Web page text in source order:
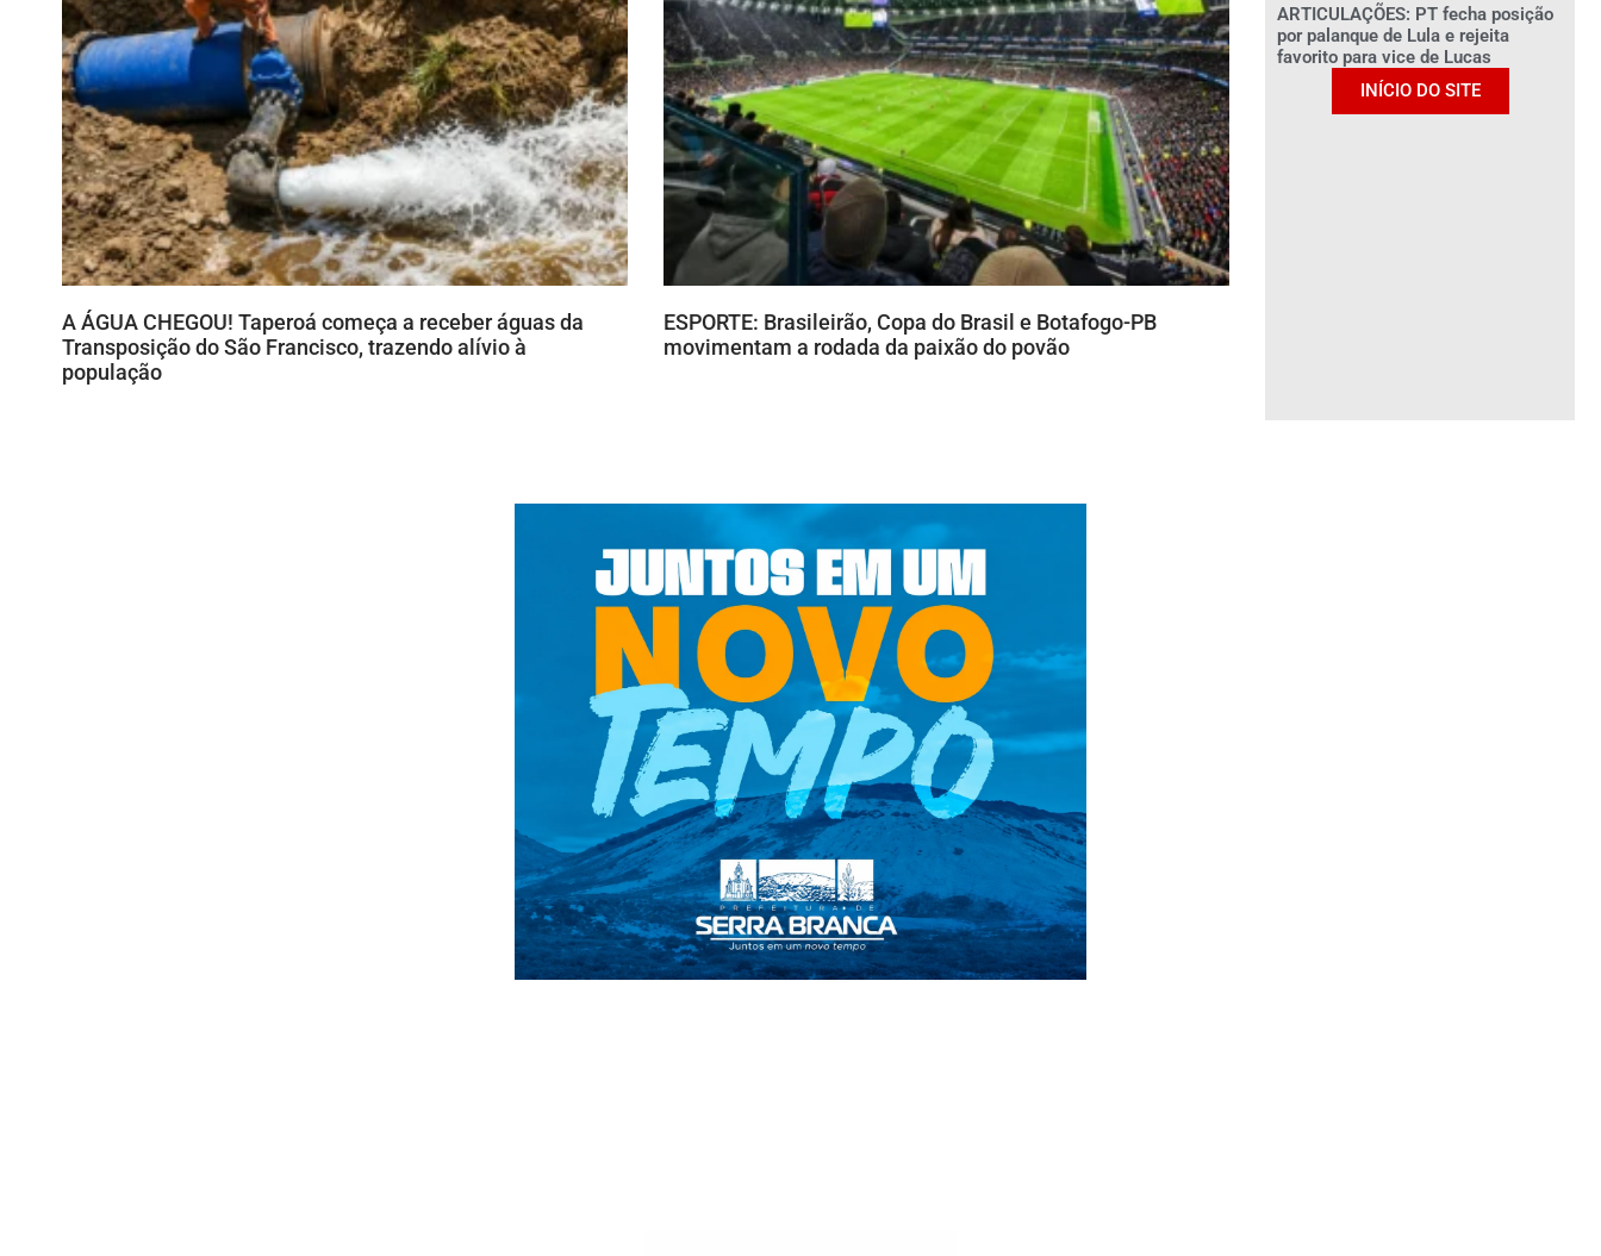
A ÁGUA CHEGOU! Taperoá começa a receber águas da
Transposição do São Francisco, trazendo alívio à
população
ESPORTE: Brasileirão, Copa do Brasil e Botafogo-PB
movimentam a rodada da paixão do povão
ARTICULAÇÕES: PT fecha posição
por palanque de Lula e rejeita
favorito para vice de Lucas
INÍCIO DO SITE